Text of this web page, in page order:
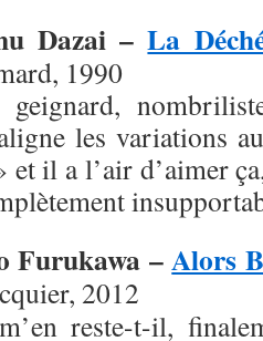
Dazai –La
1990
geignard,
les variations
et il a l’air d’aimer
Furukawa –Alors
2012
reste-t-il,